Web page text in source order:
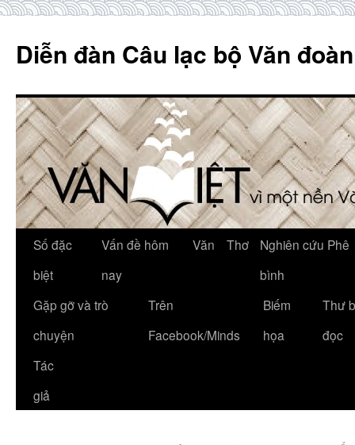
content
Diễn đàn Câu lạc bộ Văn
Số đặc
biệt
Vấn đề hôm
nay
Văn Thơ
Nghiên cứu Phê
bình
Gặp gỡ và trò
chuyện
Trên
Facebook/Minds
Biếm
họa
Thư
đọc
Tác
giả